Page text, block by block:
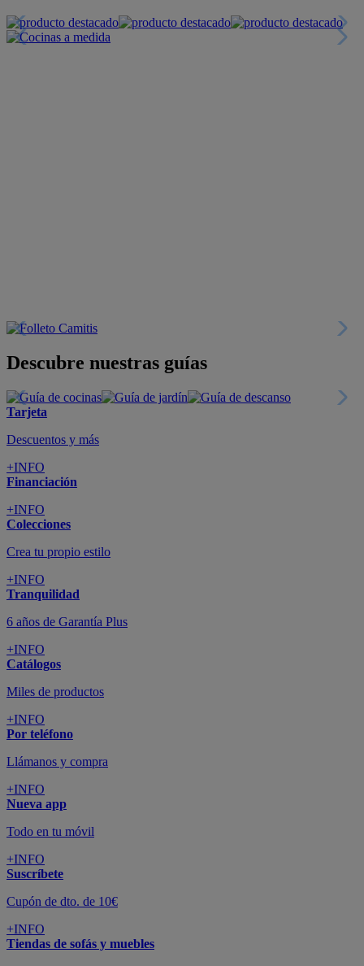
Descubre nuestras guías
Tarjeta
Descuentos y más
+INFO
Financiación
+INFO
Colecciones
Crea tu propio estilo
+INFO
Tranquilidad
6 años de Garantía Plus
+INFO
Catálogos
Miles de productos
+INFO
Por teléfono
Llámanos y compra
+INFO
Nueva app
Todo en tu móvil
+INFO
Suscríbete
Cupón de dto. de 10€
+INFO
Tiendas de sofás y muebles